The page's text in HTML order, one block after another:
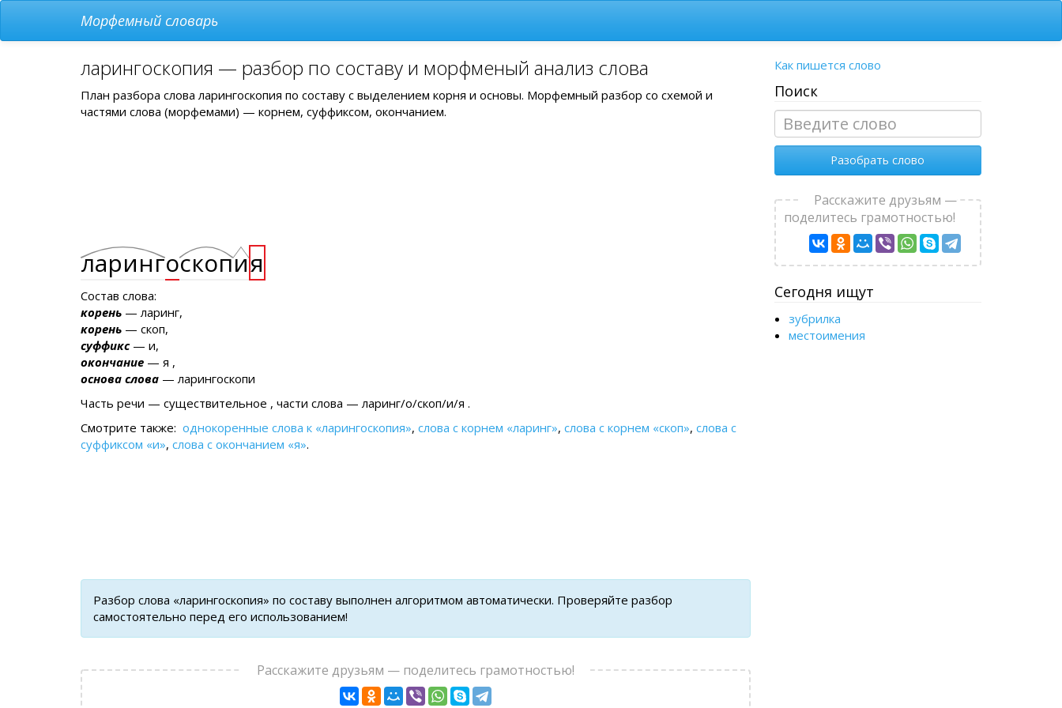
Морфемный словарь
ларингоскопия — разбор по составу и морфменый анализ слова
План разбора слова ларингоскопия по составу с выделением корня и основы. Морфемный разбор со схемой и
частями слова (морфемами) — корнем, суффиксом, окончанием.
ларингоскопия
Состав слова:
корень — ларинг,
корень — скоп,
суффикс— и,
окончание — я ,
основа слова — ларингоскопи
Часть речи — существительное , части слова — ларинг/о/скоп/и/я .
Смотрите также: однокоренные слова к «ларингоскопия», слова с корнем «ларинг», слова с корнем «скоп», слова с
суффиксом «и», слова с окончанием «я».
Разбор слова «ларингоскопия» по составу выполнен алгоритмом автоматически. Проверяйте разбор
самостоятельно перед его использованием!
Расскажите друзьям — поделитесь грамотностью!
Как пишется слово
Поиск
Разобрать слово
Расскажите друзьям —
поделитесь грамотностью!
Сегодня ищут
зубрилка
местоимения